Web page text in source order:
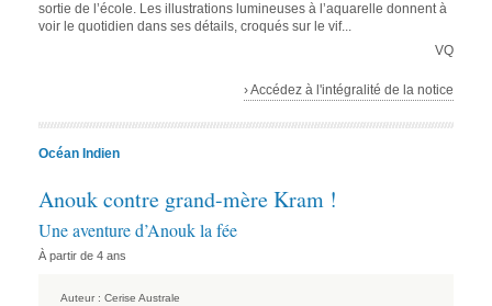
sortie de l’école. Les illustrations lumineuses à l’aquarelle donnent à
voir le quotidien dans ses détails, croqués sur le vif...
VQ
› Accédez à l'intégralité de la notice
Océan Indien
Anouk contre grand-mère Kram !
Une aventure d’Anouk la fée
À partir de 4 ans
Auteur : Cerise Australe